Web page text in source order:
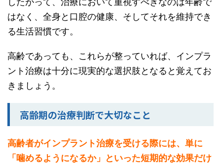
はなく、全身と口腔の健康、そしてそれを維持でき
る生活習慣です。
高齢であっても、これらが整っていれば、インプラ
ント治療は十分に現実的な選択肢となると覚えてお
きましょう。
高齢期の治療判断で大切なこと
高齢者がインプラント治療を受ける際には、単に
「噛めるようになるか」といった短期的な効果だけ